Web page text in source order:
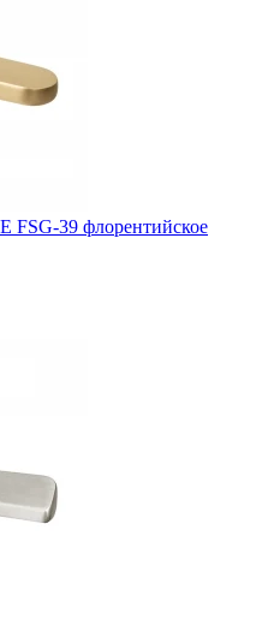
FSG-39 флорентийское